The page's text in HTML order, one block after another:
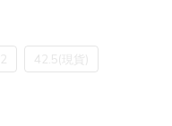
42.5(現貨)